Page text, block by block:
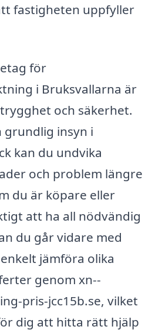
fastigheten uppfyller
för
i Bruksvallarna är
och säkerhet.
grundlig insyn i
kan du undvika
och problem längre
du är köpare eller
att ha all nödvändig
du går vidare med
jämföra olika
genom xn--
pris-jcc15b.se, vilket
dig att hitta rätt hjälp